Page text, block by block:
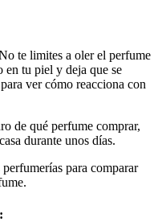
te limites a oler el perfume
en tu piel y deja que se
ver cómo reacciona con
de qué perfume comprar,
durante unos días.
para comparar